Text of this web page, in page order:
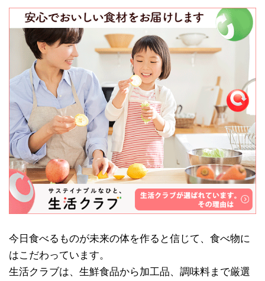
今日食べるものが未来の体を作ると信じて、食べ物に
はこだわっています。
生活クラブは、生鮮食品から加工品、調味料まで厳選